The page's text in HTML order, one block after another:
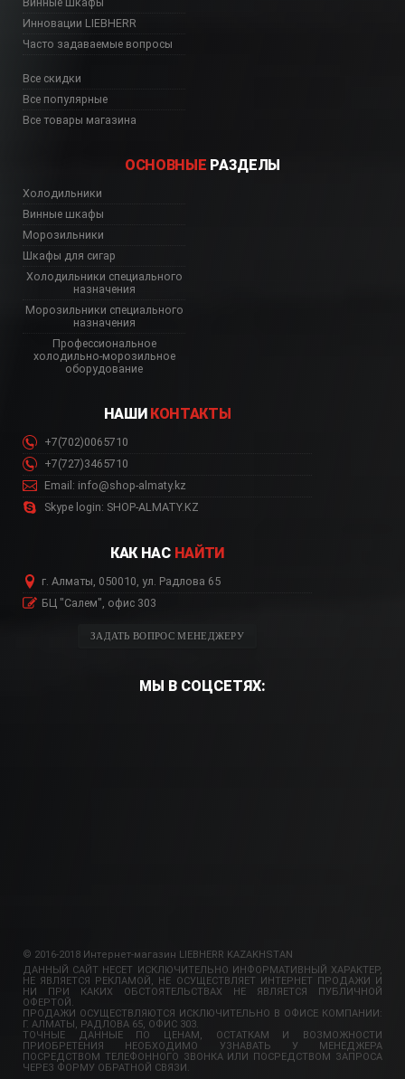
Инновации LIEBHERR
Часто задаваемые вопросы
Все скидки
Все популярные
Все товары магазина
ОСНОВНЫЕ РАЗДЕЛЫ
Холодильники
Винные шкафы
Морозильники
Шкафы для сигар
Холодильники специального
назначения
Морозильники специального
назначения
Профессиональное
холодильно-морозильное
оборудование
НАШИ КОНТАКТЫ
+7(702)0065710
+7(727)3465710
Email: info@shop-almaty.kz
Skype login: SHOP-ALMATY.KZ
КАК НАС НАЙТИ
г. Алматы, 050010, ул. Радлова 65
БЦ "Салем", офис 303
ЗАДАТЬ ВОПРОС МЕНЕДЖЕРУ
МЫ В СОЦСЕТЯХ:
© 2016-2018 Интернет-магазин LIEBHERR KAZAKHSTAN
ДАННЫЙ САЙТ НЕСЕТ ИСКЛЮЧИТЕЛЬНО ИНФОРМАТИВНЫЙ ХАРАКТЕР,
НЕ ЯВЛЯЕТСЯ РЕКЛАМОЙ, НЕ ОСУЩЕСТВЛЯЕТ ИНТЕРНЕТ ПРОДАЖИ И
НИ ПРИ КАКИХ ОБСТОЯТЕЛЬСТВАХ НЕ ЯВЛЯЕТСЯ ПУБЛИЧНОЙ
ОФЕРТОЙ.
ПРОДАЖИ ОСУЩЕСТВЛЯЮТСЯ ИСКЛЮЧИТЕЛЬНО В ОФИСЕ КОМПАНИИ:
Г. АЛМАТЫ, РАДЛОВА 65, ОФИС 303.
ТОЧНЫЕ ДАННЫЕ ПО ЦЕНАМ, ОСТАТКАМ И ВОЗМОЖНОСТИ
ПРИОБРЕТЕНИЯ НЕОБХОДИМО УЗНАВАТЬ У МЕНЕДЖЕРА
ПОСРЕДСТВОМ ТЕЛЕФОННОГО ЗВОНКА ИЛИ ПОСРЕДСТВОМ ЗАПРОСА
ЧЕРЕЗ ФОРМУ ОБРАТНОЙ СВЯЗИ.